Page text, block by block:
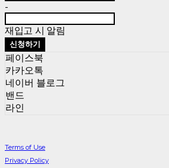
-
재입고 시 알림
신청하기
페이스북
카카오톡
네이버 블로그
밴드
라인
Terms of Use
Privacy Policy